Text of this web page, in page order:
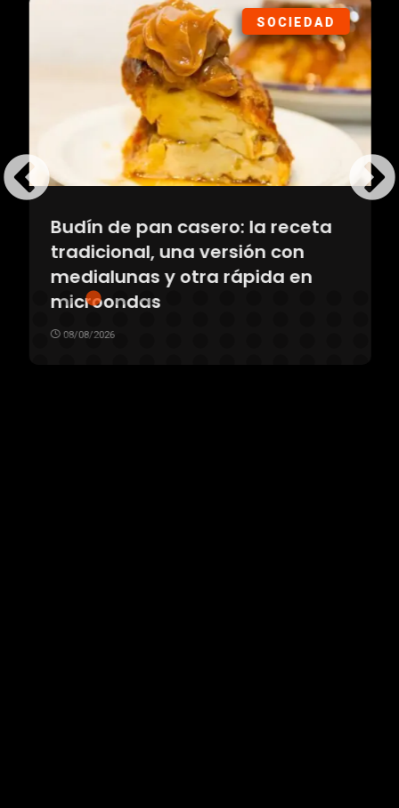
SOCIEDAD
Budín de pan casero: la receta
tradicional, una versión con
medialunas y otra rápida en
microondas
08/08/2026